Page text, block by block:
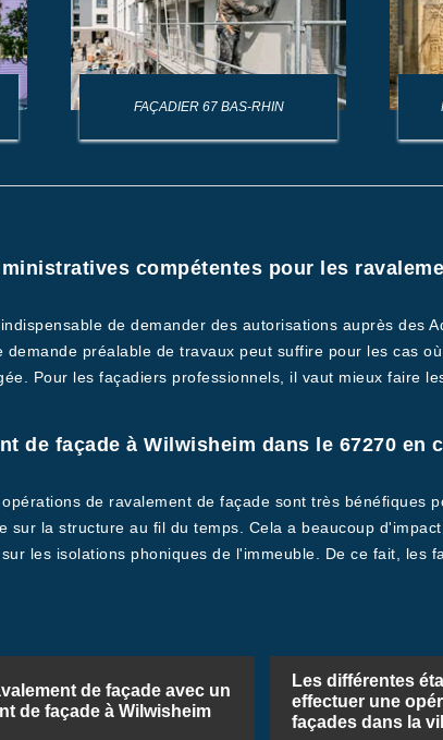
FAÇADIER 67 BAS-RHIN
compétentes pour les
de demander des autorisations auprès des
préalable de travaux peut suffire pour les cas
Pour les façadiers professionnels, il vaut mieux faire
de façade à Wilwisheim dans le 67270 en
de ravalement de façade sont très bénéfiques
la structure au fil du temps. Cela a beaucoup
les isolations phoniques de l'immeuble. De ce fait, les
de façade avec un
de façade à Wilwisheim
Les différentes
effectuer une
façades dans la